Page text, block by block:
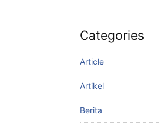
Categories
Article
Artikel
Berita